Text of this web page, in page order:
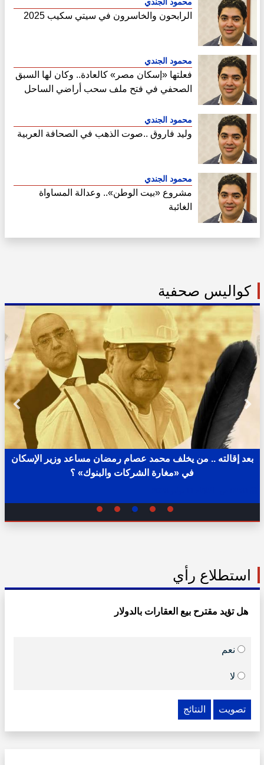
الرابحون والخاسرون في سيتي سكيب 2025
محمود الجندي
فعلتها «إسكان مصر» كالعادة.. وكان لها السبق
الصحفي في فتح ملف سحب أراضي الساحل
محمود الجندي
وليد فاروق ..صوت الذهب في الصحافة العربية
محمود الجندي
مشروع «بيت الوطن».. وعدالة المساواة
الغائبة
كواليس صحفية
بعد إقالته .. من يخلف محمد عصام رمضان مساعد وزير الإسكان
في «مغارة الشركات والبنوك» ؟
استطلاع رأي
هل تؤيد مقترح بيع العقارات بالدولار
نعم
لا
تصويت النتائج